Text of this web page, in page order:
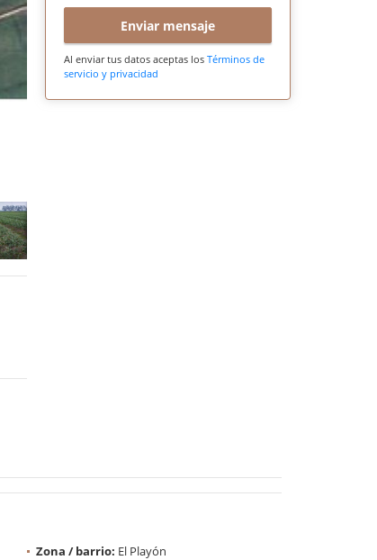
Enviar mensaje
Al enviar tus datos aceptas los Términos de
servicio y privacidad
Zona / barrio: El Playón